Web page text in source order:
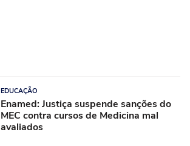
EDUCAÇÃO
Enamed: Justiça suspende sanções do
MEC contra cursos de Medicina mal
avaliados